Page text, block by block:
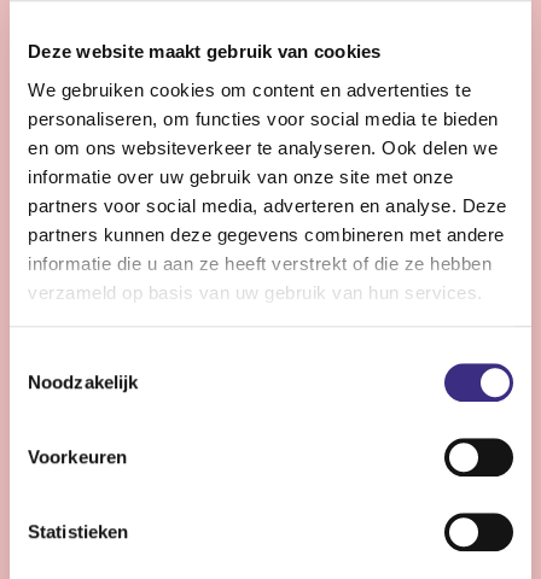
Deze website maakt gebruik van cookies
We gebruiken cookies om content en advertenties te
personaliseren, om functies voor social media te bieden
en om ons websiteverkeer te analyseren. Ook delen we
informatie over uw gebruik van onze site met onze
partners voor social media, adverteren en analyse. Deze
partners kunnen deze gegevens combineren met andere
informatie die u aan ze heeft verstrekt of die ze hebben
verzameld op basis van uw gebruik van hun services.
Noodzakelijk
Voorkeuren
Statistieken
een stap verder dan de dagelijkse praktijk?
Bekijk vacature
Persoonlijke Begeleider complexe zorg -
Stiens
Stiens
24 - 30 uur | Voltijds, Onbepaalde tijd
Ben jij een persoonlijk begeleider die energie krijgt van
complexe zorg en kleine successen groots weet te